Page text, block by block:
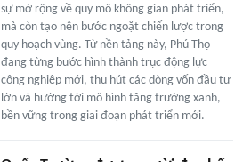
sự mở rộng về quy mô không gian phát triển,
mà còn tạo nên bước ngoặt chiến lược trong
quy hoạch vùng. Từ nền tảng này, Phú Thọ
đang từng bước hình thành trục động lực
công nghiệp mới, thu hút các dòng vốn đầu tư
lớn và hướng tới mô hình tăng trưởng xanh,
bền vững trong giai đoạn phát triển mới.